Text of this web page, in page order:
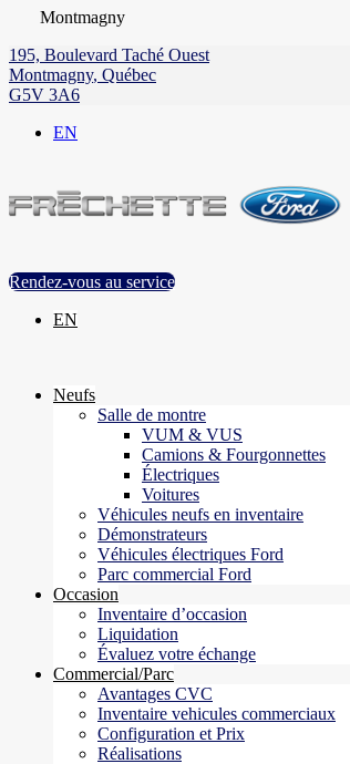
Montmagny
195, Boulevard Taché Ouest
Montmagny, Québec
G5V 3A6
EN
Rendez-vous au service
EN
Neufs
Salle de montre
VUM & VUS
Camions & Fourgonnettes
Électriques
Voitures
Véhicules neufs en inventaire
Démonstrateurs
Véhicules électriques Ford
Parc commercial Ford
Occasion
Inventaire d’occasion
Liquidation
Évaluez votre échange
Commercial/Parc
Avantages CVC
Inventaire vehicules commerciaux
Configuration et Prix
Réalisations